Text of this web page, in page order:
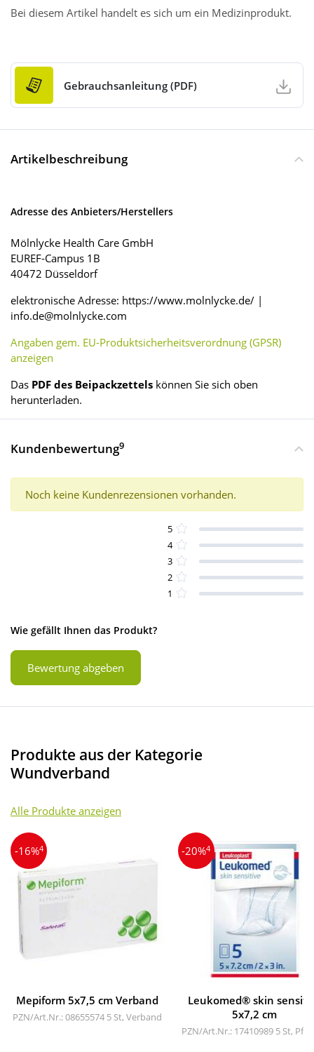
Bei diesem Artikel handelt es sich um ein Medizinprodukt.
Gebrauchsanleitung (PDF)
Artikelbeschreibung
Adresse des Anbieters/Herstellers
Mölnlycke Health Care GmbH
EUREF-Campus 1B
40472 Düsseldorf
elektronische Adresse: https://www.molnlycke.de/ |
info.de@molnlycke.com
Angaben gem. EU-Produktsicherheitsverordnung (GPSR)
anzeigen
Das PDF des Beipackzettels können Sie sich oben
herunterladen.
Kundenbewertung9
Noch keine Kundenrezensionen vorhanden.
5
4
3
2
1
Wie gefällt Ihnen das Produkt?
Bewertung abgeben
Produkte aus der Kategorie
Wundverband
Alle Produkte anzeigen
-16%4
Mepiform 5x7,5 cm Verband
PZN/Art.Nr.: 08655574 5 St, Verband
-20%4
Leukomed® skin
5x7,2 cm
PZN/Art.Nr.: 17410989 5 St,